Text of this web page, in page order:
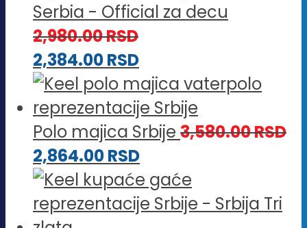
Serbia - Official za decu
2,980.00RSD
2,384.00RSD
Polo majica Srbije 3,580.00RSD
2,864.00RSD